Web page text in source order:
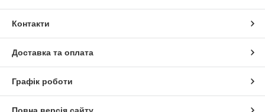
Контакти
Доставка та оплата
Графік роботи